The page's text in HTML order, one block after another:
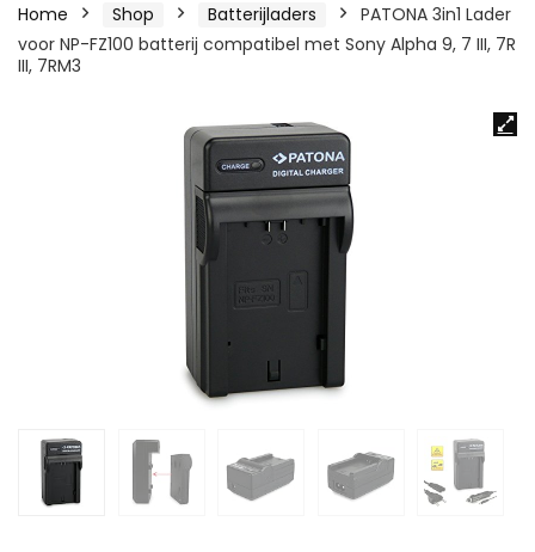
Home Shop Batterijladers
PATONA 3in1 Lader
voor NP-FZ100 batterij compatibel met Sony Alpha 9, 7 III, 7R
III, 7RM3